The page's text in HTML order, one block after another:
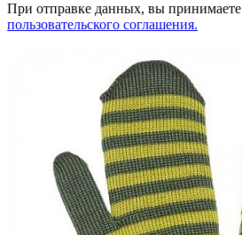
При отправке данных, вы принимаете
пользовательского соглашения.